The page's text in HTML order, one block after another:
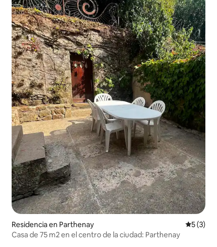
Residencia en Parthenay
5 (3)
Casa de 75 m2 en el centro de la ciudad: Parthenay